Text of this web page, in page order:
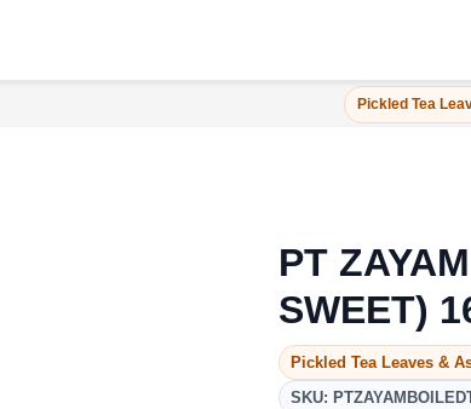
Pickled Tea
PT
SWEET)
Pickled Tea Leaves &
SKU: